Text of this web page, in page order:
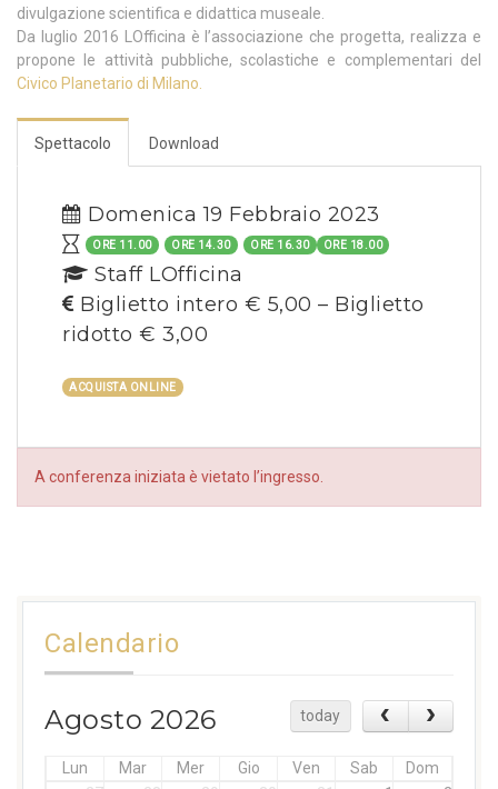
divulgazione scientifica e didattica museale.
Da luglio 2016 LOfficina è l’associazione che progetta, realizza e
propone le attività pubbliche, scolastiche e complementari del
Civico Planetario di Milano.
Spettacolo Download
Domenica 19 Febbraio 2023
ORE 11.00 ORE 14.30 ORE 16.30 ORE 18.00
Staff LOfficina
Biglietto intero € 5,00 – Biglietto
ridotto € 3,00
ACQUISTA ONLINE
A conferenza iniziata è vietato l’ingresso.
Calendario
Agosto 2026 today
Lun Mar Mer Gio Ven Sab
Dom